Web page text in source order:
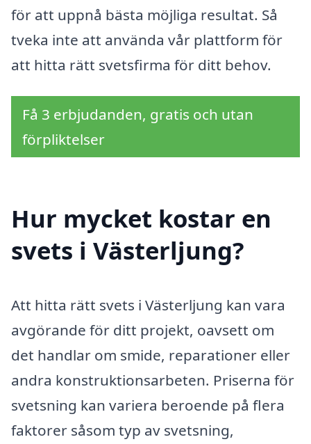
för att uppnå bästa möjliga resultat. Så
tveka inte att använda vår plattform för
att hitta rätt svetsfirma för ditt behov.
Få 3 erbjudanden, gratis och utan
förpliktelser
Hur mycket kostar en
svets i Västerljung?
Att hitta rätt svets i Västerljung kan vara
avgörande för ditt projekt, oavsett om
det handlar om smide, reparationer eller
andra konstruktionsarbeten. Priserna för
svetsning kan variera beroende på flera
faktorer såsom typ av svetsning,